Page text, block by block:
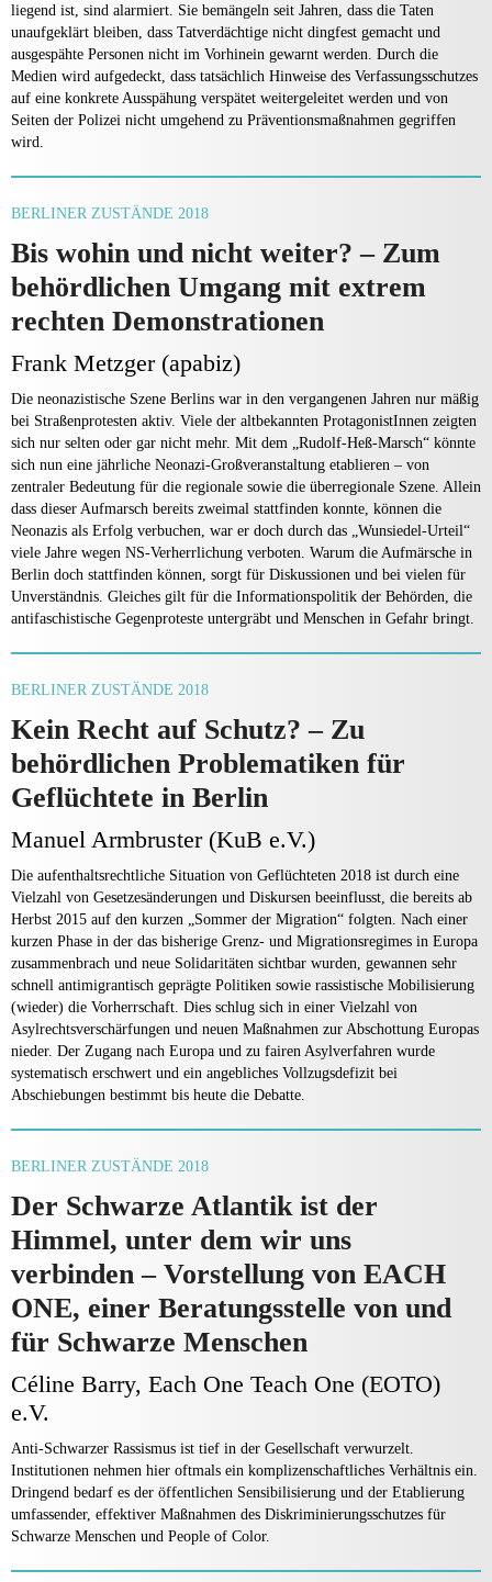
liegend ist, sind alarmiert. Sie bemängeln seit Jahren, dass die Taten
unaufgeklärt bleiben, dass Tatverdächtige nicht dingfest gemacht und
ausgespähte Personen nicht im Vorhinein gewarnt werden. Durch die
Medien wird aufgedeckt, dass tatsächlich Hinweise des Verfassungsschutzes
auf eine konkrete Ausspähung verspätet weitergeleitet werden und von
Seiten der Polizei nicht umgehend zu Präventionsmaßnahmen gegriffen
wird.
BERLINER ZUSTÄNDE 2018
Bis wohin und nicht weiter? – Zum
behördlichen Umgang mit extrem
rechten Demonstrationen
Frank Metzger (apabiz)
Die neonazistische Szene Berlins war in den vergangenen Jahren nur mäßig
bei Straßenprotesten aktiv. Viele der altbekannten ProtagonistInnen zeigten
sich nur selten oder gar nicht mehr. Mit dem „Rudolf-Heß-Marsch“ könnte
sich nun eine jährliche Neonazi-Großveranstaltung etablieren – von
zentraler Bedeutung für die regionale sowie die überregionale Szene. Allein
dass dieser Aufmarsch bereits zweimal stattfinden konnte, können die
Neonazis als Erfolg verbuchen, war er doch durch das „Wunsiedel-Urteil“
viele Jahre wegen NS-Verherrlichung verboten. Warum die Aufmärsche in
Berlin doch stattfinden können, sorgt für Diskussionen und bei vielen für
Unverständnis. Gleiches gilt für die Informationspolitik der Behörden, die
antifaschistische Gegenproteste untergräbt und Menschen in Gefahr bringt.
BERLINER ZUSTÄNDE 2018
Kein Recht auf Schutz? – Zu
behördlichen Problematiken für
Geflüchtete in Berlin
Manuel Armbruster (KuB e.V.)
Die aufenthaltsrechtliche Situation von Geflüchteten 2018 ist durch eine
Vielzahl von Gesetzesänderungen und Diskursen beeinflusst, die bereits ab
Herbst 2015 auf den kurzen „Sommer der Migration“ folgten. Nach einer
kurzen Phase in der das bisherige Grenz- und Migrationsregimes in Europa
zusammenbrach und neue Solidaritäten sichtbar wurden, gewannen sehr
schnell antimigrantisch geprägte Politiken sowie rassistische Mobilisierung
(wieder) die Vorherrschaft. Dies schlug sich in einer Vielzahl von
Asylrechtsverschärfungen und neuen Maßnahmen zur Abschottung Europas
nieder. Der Zugang nach Europa und zu fairen Asylverfahren wurde
systematisch erschwert und ein angebliches Vollzugsdefizit bei
Abschiebungen bestimmt bis heute die Debatte.
BERLINER ZUSTÄNDE 2018
Der Schwarze Atlantik ist der
Himmel, unter dem wir uns
verbinden – Vorstellung von EACH
ONE, einer Beratungsstelle von und
für Schwarze Menschen
Céline Barry, Each One Teach One (EOTO)
e.V.
Anti-Schwarzer Rassismus ist tief in der Gesellschaft verwurzelt.
Institutionen nehmen hier oftmals ein komplizenschaftliches Verhältnis ein.
Dringend bedarf es der öffentlichen Sensibilisierung und der Etablierung
umfassender, effektiver Maßnahmen des Diskriminierungsschutzes für
Schwarze Menschen und People of Color.